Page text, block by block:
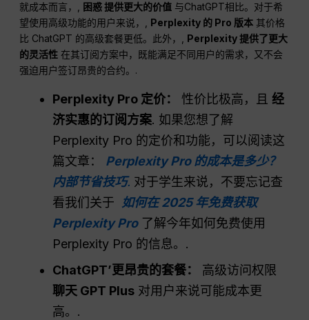
就成本而言，, 困惑提供更大的价值 与ChatGPT相比。对于希
望使用高级功能的用户来说，, Perplexity 的 Pro 版本 其价格
比 ChatGPT 的高级套餐更低。此外，, Perplexity 提供了更大
的灵活性 在其订阅方案中，既能满足不同用户的需求，又不会
强迫用户签订昂贵的合约。.
Perplexity Pro 定价： 性价比极高，且经
济实惠的订阅方案. 如果您想了解
Perplexity Pro 的定价和功能，可以阅读这
篇文章： Perplexity Pro 的成本是多少？
内部节省技巧. 对于学生来说，不要忘记查
看我们关于 如何在 2025 年免费获取
Perplexity Pro了解今年如何免费使用
Perplexity Pro 的信息。.
ChatGPT’更昂贵的套餐：
高级访问权限
聊天 GPT Plus 对用户来说可能成本更
高。.